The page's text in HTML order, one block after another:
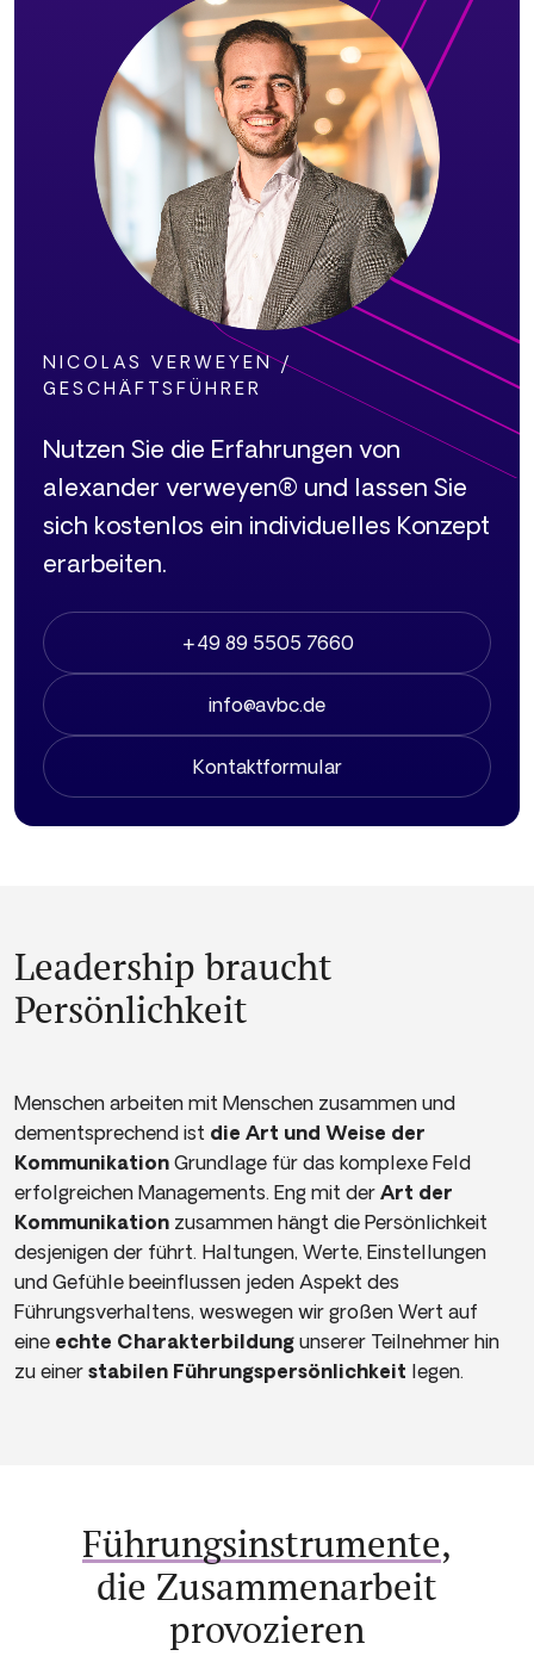
NICOLAS VERWEYEN /
GESCHÄFTSFÜHRER
Nutzen Sie die Erfahrungen von
alexander verweyen® und lassen Sie
sich kostenlos ein individuelles Konzept
erarbeiten.
+49 89 5505 7660
info@avbc.de
Kontaktformular
Leadership braucht
Persönlichkeit
Menschen arbeiten mit Menschen zusammen und
dementsprechend ist die Art und Weise der
Kommunikation Grundlage für das komplexe Feld
erfolgreichen Managements. Eng mit der Art der
Kommunikation zusammen hängt die Persönlichkeit
desjenigen der führt. Haltungen, Werte, Einstellungen
und Gefühle beeinflussen jeden Aspekt des
Führungsverhaltens, weswegen wir großen Wert auf
eine echte Charakterbildung unserer Teilnehmer hin
zu einer stabilen Führungspersönlichkeit legen.
Führungsinstrumente,
die Zusammenarbeit
provozieren